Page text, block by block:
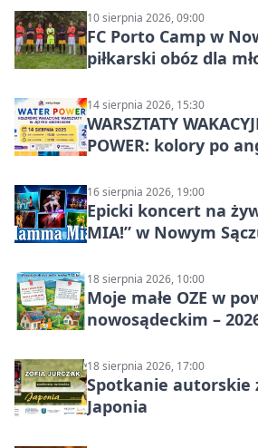
10 sierpnia 2026, 09:00
FC Porto Camp w
piłkarski obóz dla
14 sierpnia 2026, 15:30
WARSZTATY
POWER: kolory po
16 sierpnia 2026, 19:00
Epicki koncert na
MIA!” w Nowym
18 sierpnia 2026, 10:00
Moje małe OZE w
nowosądeckim –
18 sierpnia 2026, 17:00
Spotkanie autorskie
Japonia